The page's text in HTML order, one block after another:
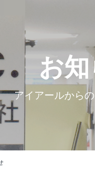
お
アイアールからの